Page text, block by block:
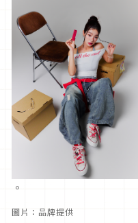
。
圖片：品牌提供